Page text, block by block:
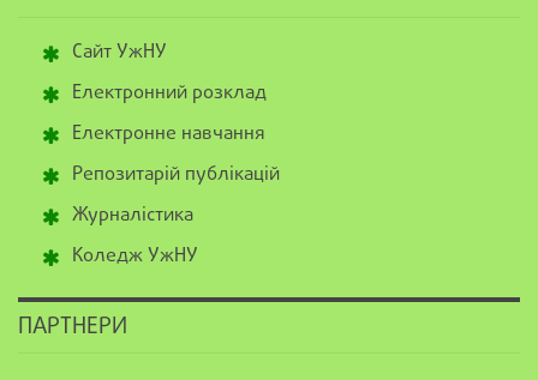
Сайт УжНУ
Електронний розклад
Електронне навчання
Репозитарій публікацій
Журналістика
Коледж УжНУ
ПАРТНЕРИ